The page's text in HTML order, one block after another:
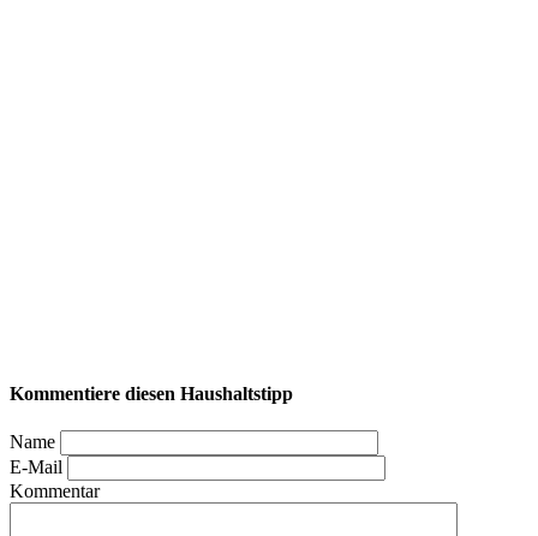
Kommentiere diesen Haushaltstipp
Name
E-Mail
Kommentar